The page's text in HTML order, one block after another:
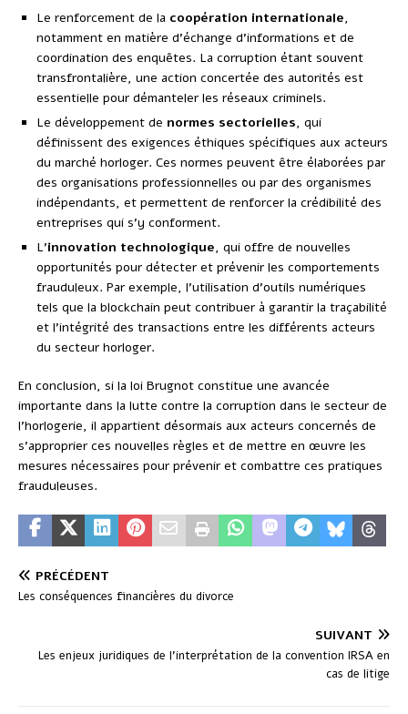
Le renforcement de la coopération internationale,
notamment en matière d’échange d’informations et de
coordination des enquêtes. La corruption étant souvent
transfrontalière, une action concertée des autorités est
essentielle pour démanteler les réseaux criminels.
Le développement de normes sectorielles, qui
définissent des exigences éthiques spécifiques aux acteurs
du marché horloger. Ces normes peuvent être élaborées par
des organisations professionnelles ou par des organismes
indépendants, et permettent de renforcer la crédibilité des
entreprises qui s’y conforment.
L’innovation technologique, qui offre de nouvelles
opportunités pour détecter et prévenir les comportements
frauduleux. Par exemple, l’utilisation d’outils numériques
tels que la blockchain peut contribuer à garantir la traçabilité
et l’intégrité des transactions entre les différents acteurs
du secteur horloger.
En conclusion, si la loi Brugnot constitue une avancée
importante dans la lutte contre la corruption dans le secteur de
l’horlogerie, il appartient désormais aux acteurs concernés de
s’approprier ces nouvelles règles et de mettre en œuvre les
mesures nécessaires pour prévenir et combattre ces pratiques
frauduleuses.
PRÉCÉDENT
Les conséquences financières du divorce
SUIVANT
Les enjeux juridiques de l’interprétation de la convention IRSA en
cas de litige